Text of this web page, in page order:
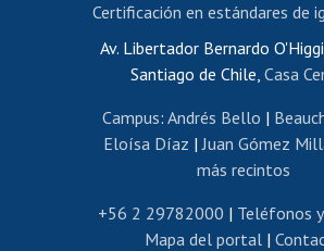
Portal de movilidad
Certificado de renta
Certificado de renta
Editar páginas blancas
Extranjeras/os
Revalidación y reconocimiento
Postulación al Programa de
Av. Libertador Bernardo
Santiago de Chile, Casa
Campus: Andrés Bello |
Eloísa Díaz |Juan Gómez
más recintos
+56 2 29782000 | Teléfonos
Mapa del portal|
Certificación en estándares de